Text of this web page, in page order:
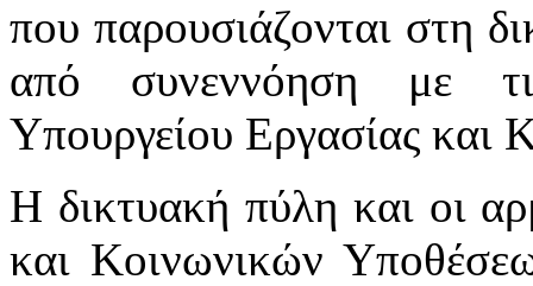
που παρουσιάζονται στη
από συνεννόηση με
Υπουργείου Εργασίας και
Η δικτυακή πύλη και οι
και Κοινωνικών